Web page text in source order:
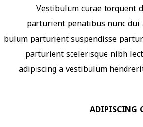
Vestibulum curae torquent
parturient penatibus nunc dui
bulum parturient suspendisse
parturient scelerisque nibh
adipiscing a vestibulum
ADIPISCING